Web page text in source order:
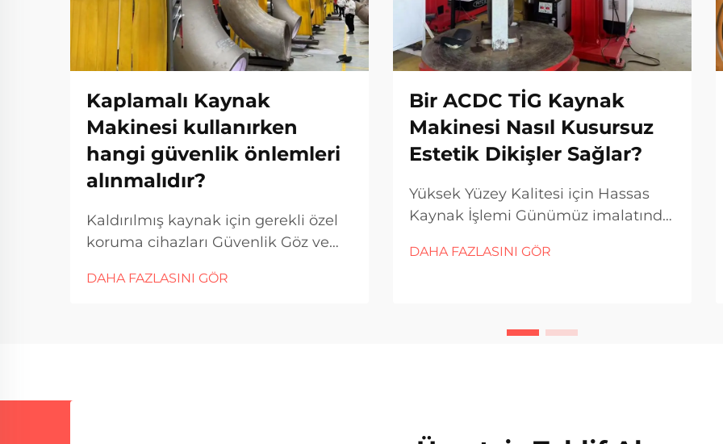
Kaplamalı Kaynak
Makinesi kullanırken
hangi güvenlik önlemleri
alınmalıdır?
Kaldırılmış kaynak için gerekli özel
koruma cihazları Güvenlik Göz ve
yaparken göz ve yüz koruması her
DAHA FAZLASINI GÖR
Bir ACDC TİG Kaynak
Makinesi Nasıl Kusursuz
Estetik Dikişler Sağlar?
Yüksek Yüzey Kalitesi için Hassas
Kaynak İşlemi Günümüz imalatında,
değerlendirildiğinde, kaynak kalitesi
DAHA FAZLASINI GÖR